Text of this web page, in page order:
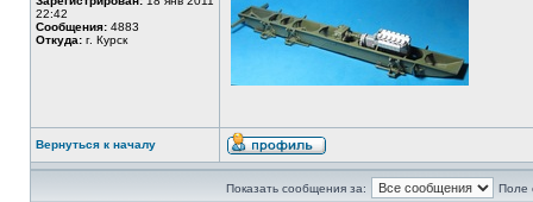
22:42
Сообщения: 4883
Откуда: г. Курск
Вернуться к началу
Показать сообщения за: Поле